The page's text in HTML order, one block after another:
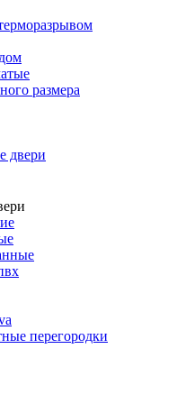
размера
двери
перегородки